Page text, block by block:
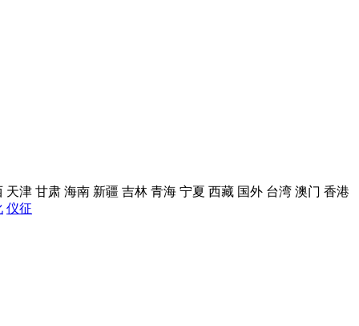
天津 甘肃 海南 新疆 吉林 青海 宁夏 西藏 国外 台湾 澳门 香港
仪征